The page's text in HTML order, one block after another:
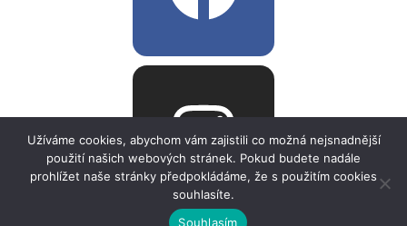
Užíváme cookies, abychom vám zajistili co možná nejsnadnější
použití našich webových stránek. Pokud budete nadále
prohlížet naše stránky předpokládáme, že s použitím cookies
souhlasíte.
Souhlasím